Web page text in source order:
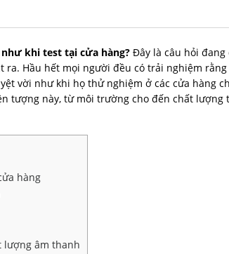
khi test tại cửa hàng? Đây là câu hỏi
ra. Hầu hết mọi người đều có trải nghiệm
vời như khi họ thử nghiệm ở các cửa hàng
tượng này, từ môi trường cho đến chất
hàng
lượng âm thanh